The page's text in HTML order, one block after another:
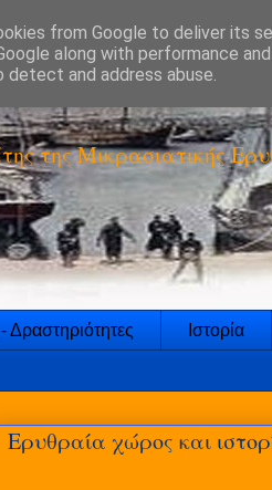
της Μικρασιατικής
Δραστηριότητες Ιστορία
Ερυθραία χώρος και
from Google to deliver its
along with performance
and address abuse.